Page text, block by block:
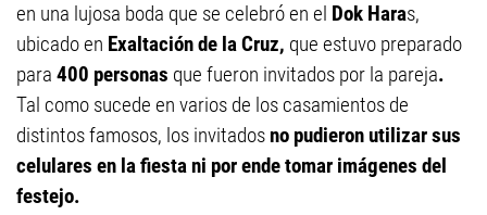
en una lujosa boda que se celebró en el Dok Haras,
ubicado en Exaltación de la Cruz, que estuvo preparado
para 400 personas que fueron invitados por la pareja.
Tal como sucede en varios de los casamientos de
distintos famosos, los invitadosno pudieron utilizar sus
celulares en la fiesta ni por ende tomar imágenes del
festejo.